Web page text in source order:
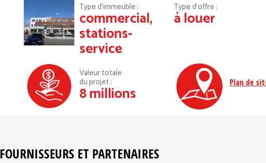
Type d’immeuble :
commercial,
stations-
service
Type d’offre :
à louer
Valeur totale
du projet :
8 millions
Plan de
FOURNISSEURS ET PARTENAIRES